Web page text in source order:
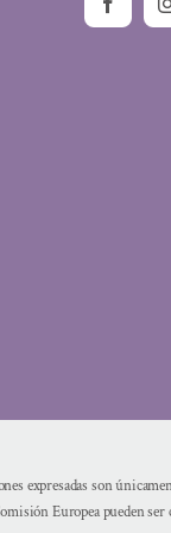
expresadas son
Europea pueden ser